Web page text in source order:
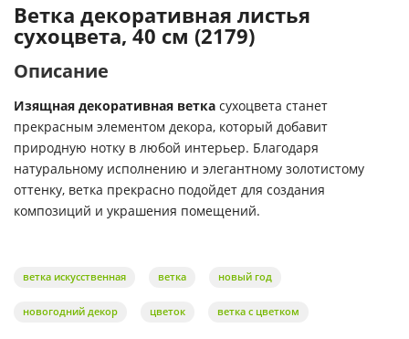
Ветка декоративная листья
сухоцвета, 40 см (2179)
Описание
Изящная декоративная ветка сухоцвета станет
прекрасным элементом декора, который добавит
природную нотку в любой интерьер. Благодаря
натуральному исполнению и элегантному золотистому
оттенку, ветка прекрасно подойдет для создания
композиций и украшения помещений.
ветка искусственная ветка новый год
новогодний декор цветок ветка с цветком